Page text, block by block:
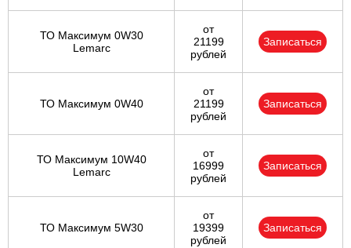
ТО Максимум 0W30
Lemarc
от
21199
рублей
Записаться
ТО Максимум 0W40
от
21199
рублей
Записаться
ТО Максимум 10W40
Lemarc
от
16999
рублей
Записаться
ТО Максимум 5W30
от
19399
рублей
Записаться